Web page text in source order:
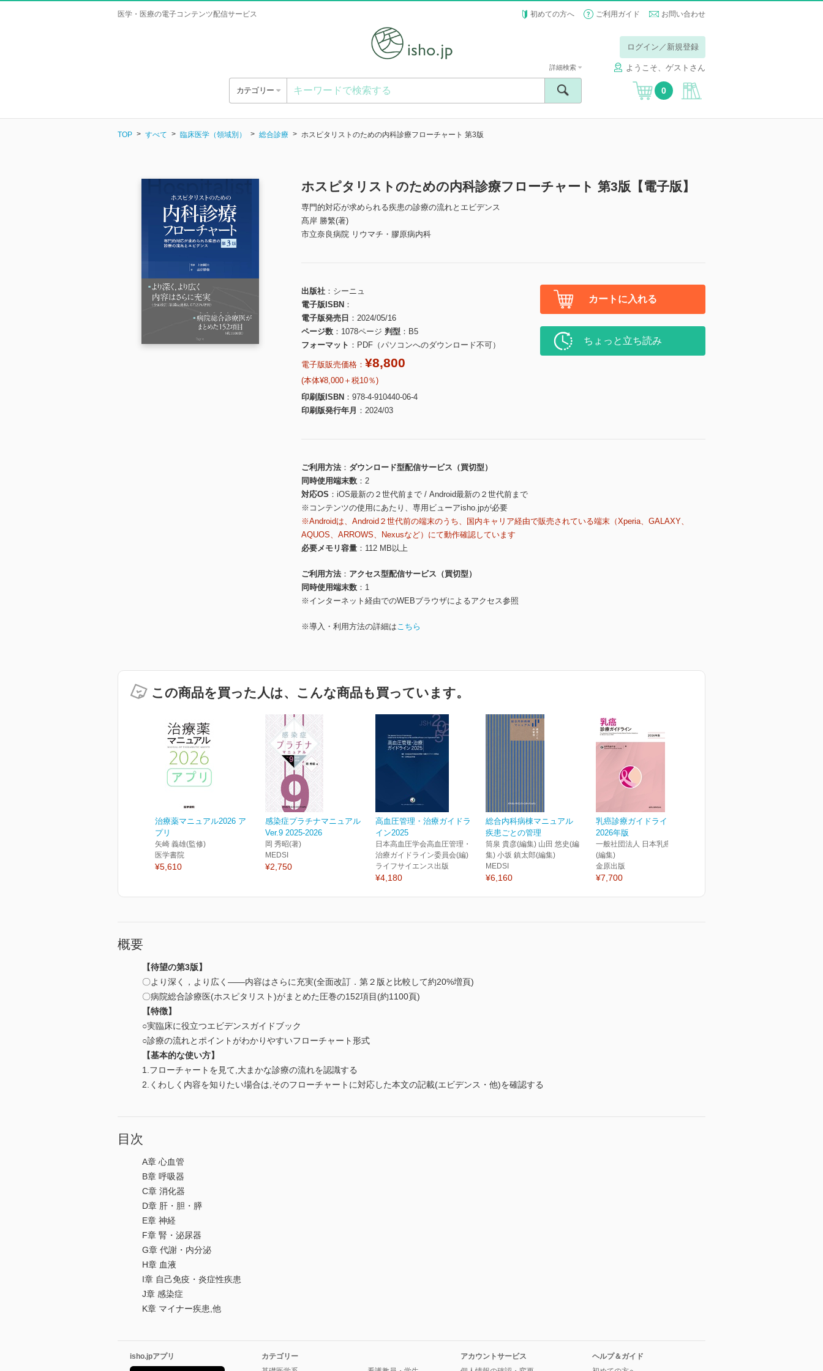
医学・医療の電子コンテンツ配信サービス 初めての方へ ご利用ガイド お問い合わせ
ログイン／新規登録
ようこそ、ゲストさん
カテゴリー
詳細検索
0
TOP すべて 臨床医学（領域別） 総合診療 ホスピタリストのための内科診療フローチャート 第3版
ホスピタリストのための内科診療フローチャート 第3版【電子版】
専門的対応が求められる疾患の診療の流れとエビデンス
髙岸 勝繁(著)
市立奈良病院 リウマチ・膠原病内科
出版社
シーニュ
電子版ISBN
電子版発売日
2024/05/16
ページ数
1078ページ 判型
B5
フォーマット
PDF（パソコンへのダウンロード不可）
電子版販売価格： ¥8,800
(本体¥8,000＋税10％)
印刷版ISBN
978-4-910440-06-4
印刷版発行年月
2024/03
カートに入れる
ちょっと立ち読み
ご利用方法
ダウンロード型配信サービス（買切型）
同時使用端末数
2
対応OS
iOS最新の２世代前まで / Android最新の２世代前まで
※コンテンツの使用にあたり、専用ビューアisho.jpが必要
※Androidは、Android２世代前の端末のうち、国内キャリア経由で販売されている端末（Xperia、GALAXY、
AQUOS、ARROWS、Nexusなど）にて動作確認しています
必要メモリ容量
112 MB以上
ご利用方法
アクセス型配信サービス（買切型）
同時使用端末数
1
※インターネット経由でのWEBブラウザによるアクセス参照
※導入・利用方法の詳細はこちら
この商品を買った人は、こんな商品も買っています。
治療薬マニュアル2026 ア
プリ
矢崎 義雄(監修)
医学書院
¥5,610
感染症プラチナマニュアル
Ver.9 2025-2026
岡 秀昭(著)
MEDSI
¥2,750
高血圧管理・治療ガイドラ
イン2025
日本高血圧学会高血圧管理・
治療ガイドライン委員会(編)
ライフサイエンス出版
¥4,180
総合内科病棟マニュアル
疾患ごとの管理
筒泉 貴彦(編集) 山田 悠史(編
集) 小坂 鎮太郎(編集)
MEDSI
¥6,160
乳癌診療ガイドライン
2026年版
一般社団法人 日本乳癌学会
(編集)
金原出版
¥7,700
概要
【待望の第3版】
〇より深く，より広く――内容はさらに充実(全面改訂．第２版と比較して約20%増頁)
〇病院総合診療医(ホスピタリスト)がまとめた圧巻の152項目(約1100頁)
【特徴】
○実臨床に役立つエビデンスガイドブック
○診療の流れとポイントがわかりやすいフローチャート形式
【基本的な使い方】
1.フローチャートを見て,大まかな診療の流れを認識する
2.くわしく内容を知りたい場合は,そのフローチャートに対応した本文の記載(エビデンス・他)を確認する
目次
A章 心血管
B章 呼吸器
C章 消化器
D章 肝・胆・膵
E章 神経
F章 腎・泌尿器
G章 代謝・内分泌
H章 血液
I章 自己免疫・炎症性疾患
J章 感染症
K章 マイナー疾患,他
isho.jpアプリ
カテゴリー
アカウントサービス
ヘルプ＆ガイド